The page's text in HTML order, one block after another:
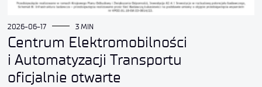
2026-06-17 3 MIN
Centrum Elektromobilności
i Automatyzacji Transportu
oficjalnie otwarte